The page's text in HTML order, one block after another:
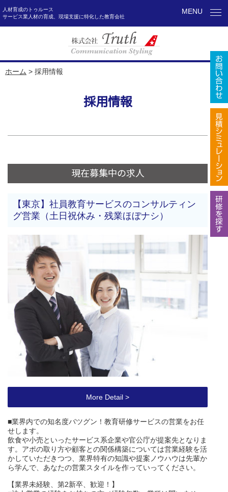
人材育成のトゥルース
サービス業人材の育成、現場支援に特化した教育会社
MENU
ホーム > 採用情報
採用情報
現在募集中の求人
【東京】社員教育サービスのコンサルティン
グ営業（土日祝休み・残業ほぼナシ）
More Detail >
■業界内での知名度バツグン！教育研修サービスの営業をお任
せします。
飲食や小売といったサービス系企業や官公庁が提案先となりま
す。アポの取り方や顧客との関係構築については営業経験を活
かしていただきつつ、業界特有の知識や提案ノウハウは先輩か
ら学んで、あなたの営業スタイルを作っていってください。
【業界未経験、第2新卒、歓迎！】